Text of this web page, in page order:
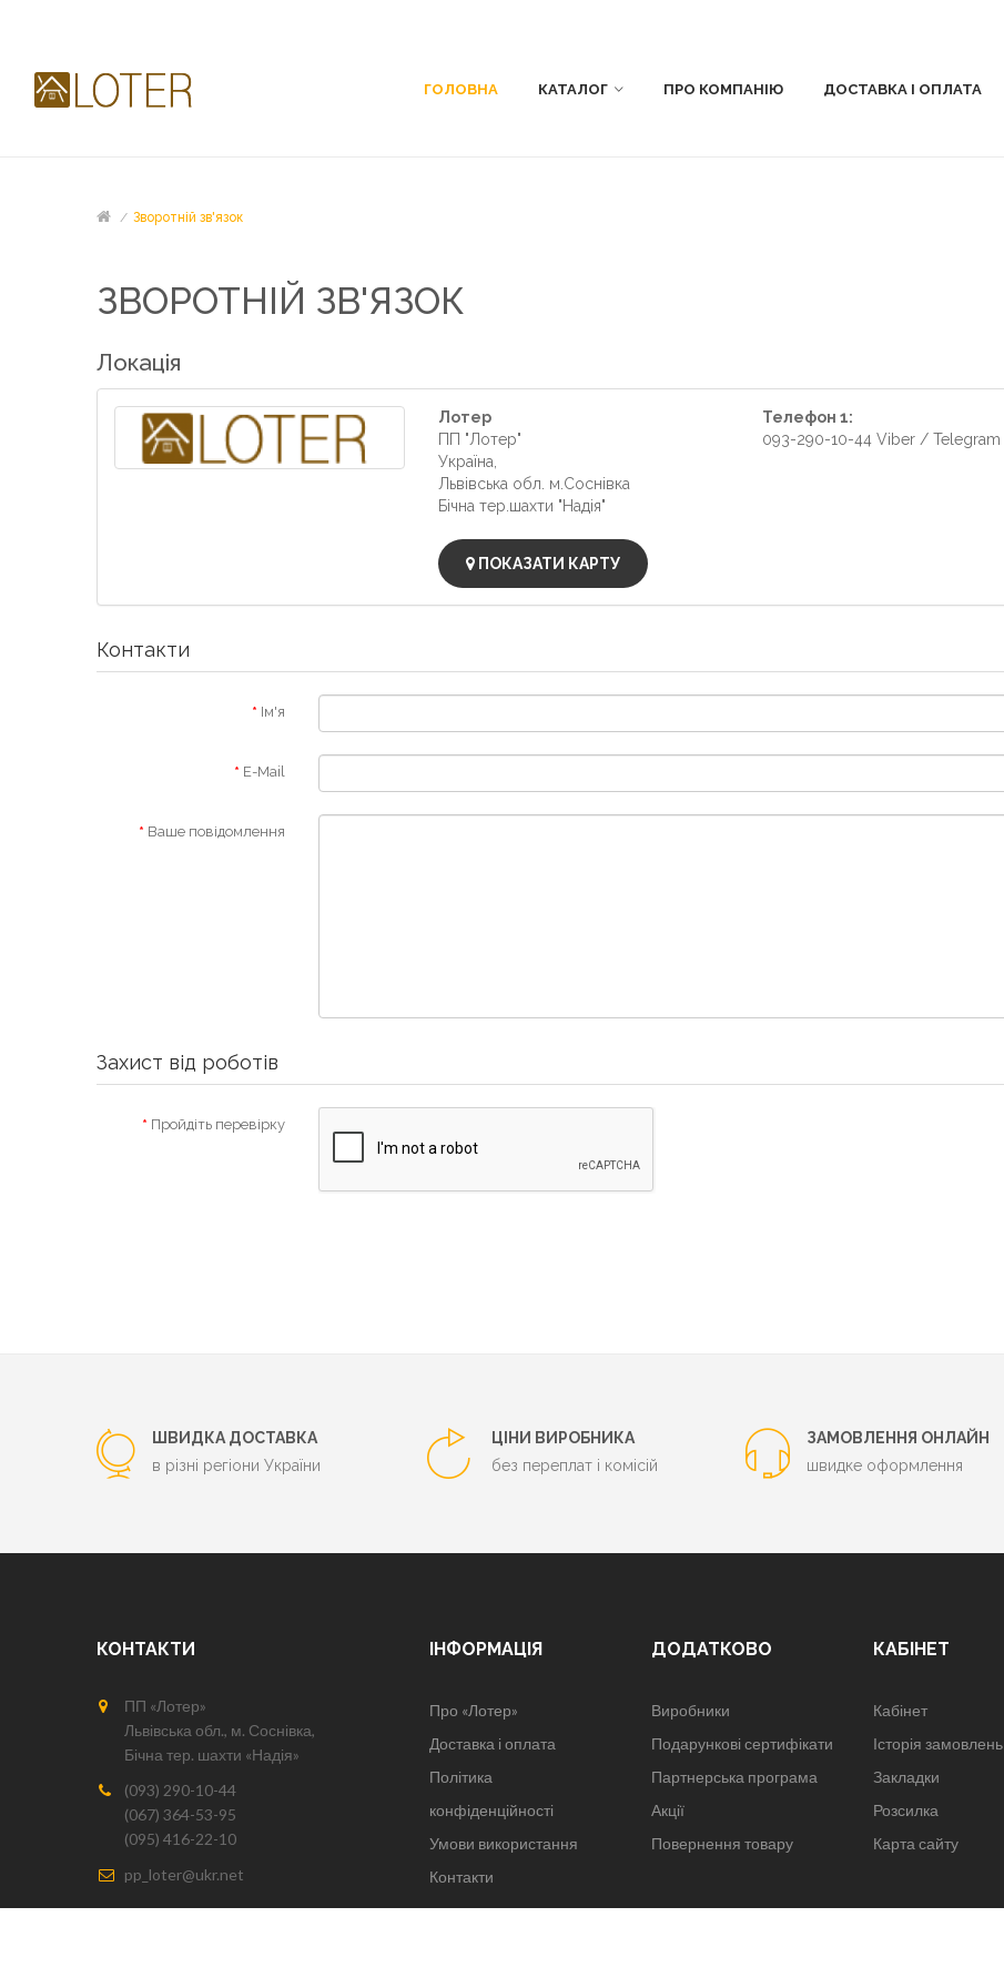
ГОЛОВНА КАТАЛОГ ПРО КОМПАНІЮ ДОСТАВКА І ОПЛАТА
Зворотній зв'язок
ЗВОРОТНІЙ ЗВ'ЯЗОК
Локація
Лотер
ПП "Лотер"
Україна,
Львівська обл. м.Соснівка
Бічна тер.шахти "Надія"
ПОКАЗАТИ КАРТУ
Телефон 1:
093-290-10-44 Viber / Telegram
Контакти
Ім'я
E-Mail
Ваше повідомлення
Захист від роботів
Пройдіть перевірку
ШВИДКА ДОСТАВКА
в різні регіони України
ЦІНИ ВИРОБНИКА
без переплат і комісій
ЗАМОВЛЕННЯ ОНЛАЙН
швидке оформлення
КОНТАКТИ
ПП «Лотер»
Львівська обл., м. Соснівка,
Бічна тер. шахти «Надія»
(093) 290-10-44
(067) 364-53-95
(095) 416-22-10
pp_loter@ukr.net
ІНФОРМАЦІЯ
Про «Лотер»
Доставка і оплата
Політика
конфіденційності
Умови використання
Контакти
ДОДАТКОВО
Виробники
Подарункові сертифікати
Партнерська програма
Акції
Повернення товару
КАБІНЕТ
Кабінет
Історія замовлень
Закладки
Розсилка
Карта сайту